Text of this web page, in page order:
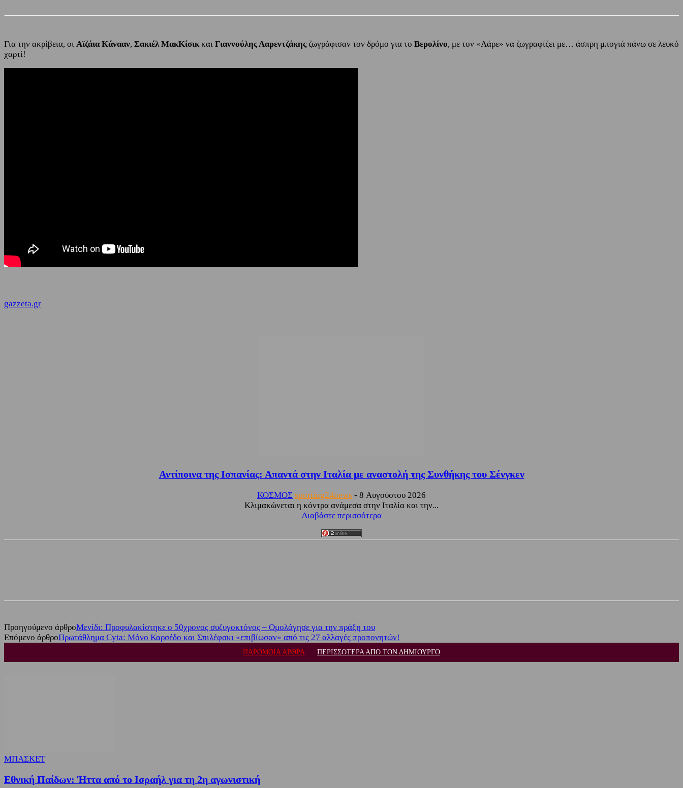
Για την ακρίβεια, οι Αϊζάια Κάνααν, Σακιέλ ΜακΚίσικκαι Γιαννούλης Λαρεντζάκης ζωγράφισαν τον δρόμο για το Βερολίνο, με τον «Λάρε» να ζωγραφίζει με… άσπρη μπογιά πάνω σε λευκό
χαρτί!
gazzeta.gr
Αντίποινα της Ισπανίας: Απαντά στην Ιταλία με αναστολή της Συνθήκης του Σένγκεν
ΚΟΣΜΟΣ sporting24news - 8 Αυγούστου 2026
Κλιμακώνεται η κόντρα ανάμεσα στην Ιταλία και την...
Διαβάστε περισσότερα
Προηγούμενο άρθροΜενίδι: Προφυλακίστηκε ο 50χρονος συζυγοκτόνος – Ομολόγησε για την πράξη του
Επόμενο άρθροΠρωτάθλημα Cyta: Μόνο Καρσέδο και Σπιλέφσκι «επιβίωσαν» από τις 27 αλλαγές προπονητών!
ΠΑΡΟΜΟΙΑ ΑΡΘΡΑ ΠΕΡΙΣΣΟΤΕΡΑ ΑΠΟ ΤΟΝ ΔΗΜΙΟΥΡΓΟ
ΜΠΑΣΚΕΤ
Εθνική Παίδων: Ήττα από το Ισραήλ για τη 2η αγωνιστική